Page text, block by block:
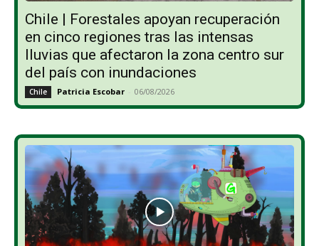
Chile | Forestales apoyan recuperación
en cinco regiones tras las intensas
lluvias que afectaron la zona centro sur
del país con inundaciones
Chile Patricia Escobar - 06/08/2026